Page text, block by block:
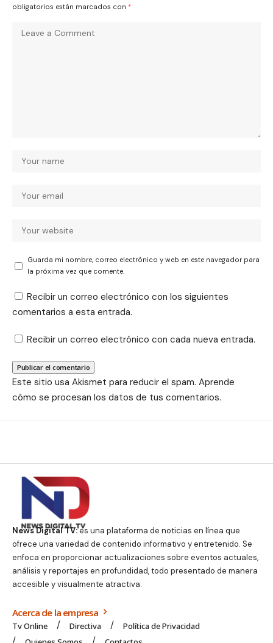
obligatorios están marcados con *
Guarda mi nombre, correo electrónico y web en este navegador para
la próxima vez que comente.
Recibir un correo electrónico con los siguientes
comentarios a esta entrada.
Recibir un correo electrónico con cada nueva entrada.
Este sitio usa Akismet para reducir el spam. Aprende
cómo se procesan los datos de tus comentarios.
News Digital TV:es una plataforma de noticias en línea que
ofrece una variedad de contenido informativo y entretenido. Se
enfoca en proporcionar actualizaciones sobre eventos actuales,
análisis y reportajes en profundidad, todo presentado de manera
accesible y visualmente atractiva.
Acerca de la empresa
Tv Online Directiva
Política de Privacidad